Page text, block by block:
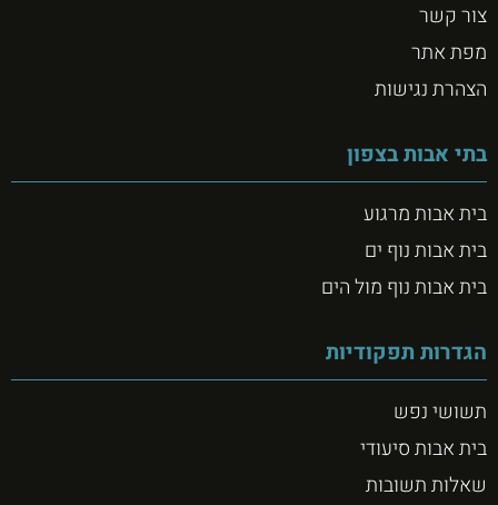
צור קשר
מפת אתר
הצהרת נגישות
בתי אבות בצפון
בית אבות מרגוע
בית אבות נוף ים
בית אבות נוף מול הים
הגדרות תפקודיות
תשושי נפש
בית אבות סיעודי
שאלות תשובות